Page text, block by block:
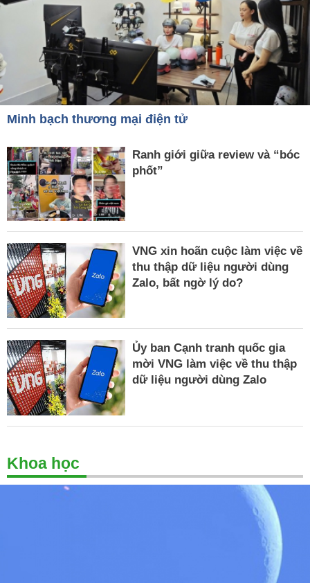
Minh bạch thương mại điện tử
Ranh giới giữa review và “bóc
phốt”
VNG xin hoãn cuộc làm việc về
thu thập dữ liệu người dùng
Zalo, bất ngờ lý do?
Ủy ban Cạnh tranh quốc gia
mời VNG làm việc về thu thập
dữ liệu người dùng Zalo
Khoa học